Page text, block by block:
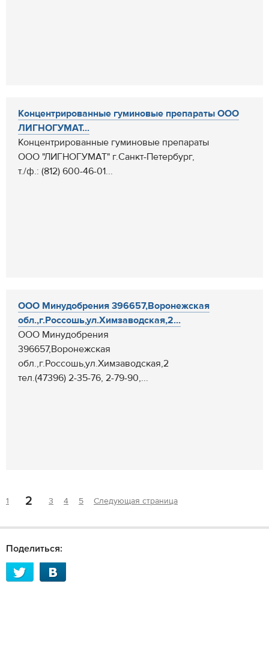
Концентрированные гуминовые препараты ООО
ЛИГНОГУМАТ...
Концентрированные гуминовые препараты
ООО "ЛИГНОГУМАТ" г.Санкт-Петербург,
т./ф.: (812) 600-46-01...
ООО Минудобрения 396657,Воронежская
обл.,г.Россошь,ул.Химзаводская,2...
ООО Минудобрения
396657,Воронежская
обл.,г.Россошь,ул.Химзаводская,2
тел.(47396) 2-35-76, 2-79-90,...
1 2 3 4 5 Следующая страница
Поделиться: